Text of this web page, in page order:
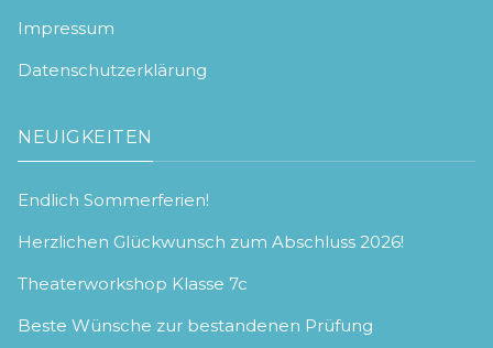
Impressum
Datenschutzerklärung
NEUIGKEITEN
Endlich Sommerferien!
Herzlichen Glückwunsch zum Abschluss 2026!
Theaterworkshop Klasse 7c
Beste Wünsche zur bestandenen Prüfung